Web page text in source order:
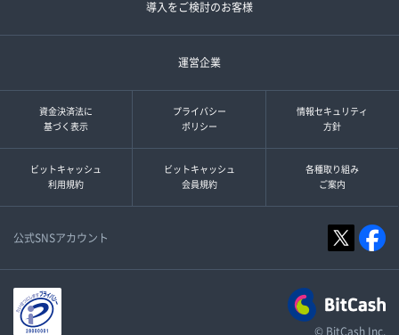
導入をご検討のお客様
運営企業
資金決済法に
基づく表示
プライバシー
ポリシー
情報セキュリティ
方針
ビットキャッシュ
利用規約
ビットキャッシュ
会員規約
各種取り組み
ご案内
公式SNSアカウント
© BitCash Inc.